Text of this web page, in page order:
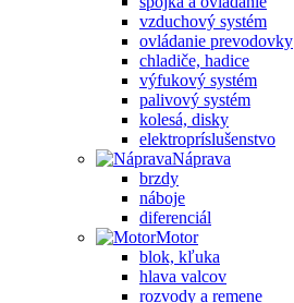
vzduchový systém
ovládanie prevodovky
chladiče, hadice
výfukový systém
palivový systém
kolesá, disky
elektropríslušenstvo
Náprava
brzdy
náboje
diferenciál
Motor
blok, kľuka
hlava valcov
rozvody a remene